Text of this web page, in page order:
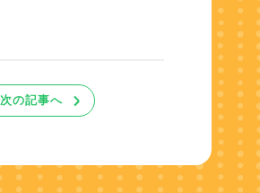
次の記事へ